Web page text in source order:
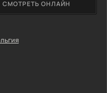
СМОТРЕТЬ ОНЛАЙН